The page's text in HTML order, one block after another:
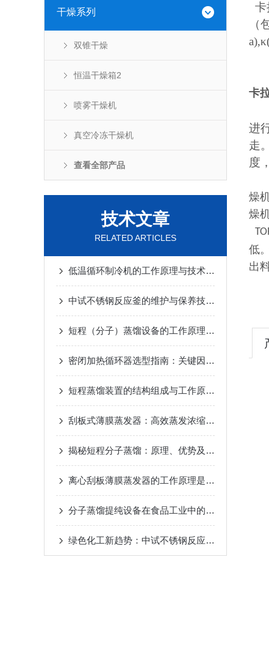
干燥系列
双锥干燥
恒温干燥箱2
喷雾干燥机
真空冷冻干燥机
查看全部产品
技术文章
RELATED ARTICLES
低温循环制冷机的工作原理与技术优势 2025-02-14
中试不锈钢反应釜的维护与保养技巧
短程（分子）蒸馏设备的工作原理及应用 2024-
密闭加热循环器选型指南：关键因素与考量 2024-
短程蒸馏装置的结构组成与工作原理
刮板式薄膜蒸发器：高效蒸发浓缩设备的深度解析
揭秘短程分子蒸馏：原理、优势及未来发展趋势
离心刮板薄膜蒸发器的工作原理是什么？
分子蒸馏提纯设备在食品工业中的应用
绿色化工新趋势：中试不锈钢反应釜的环保应用
卡
（
卡
进
走
度
燥
燥机
低
出